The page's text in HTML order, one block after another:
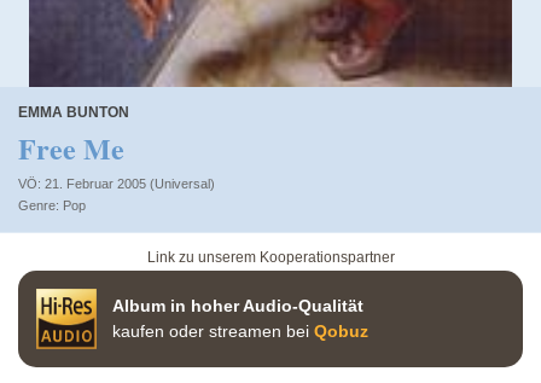
EMMA BUNTON
Free Me
VÖ: 21. Februar 2005 (Universal)
Pop
Link zu unserem Kooperationspartner
Album in hoher Audio-Qualität
kaufen oder streamen bei Qobuz